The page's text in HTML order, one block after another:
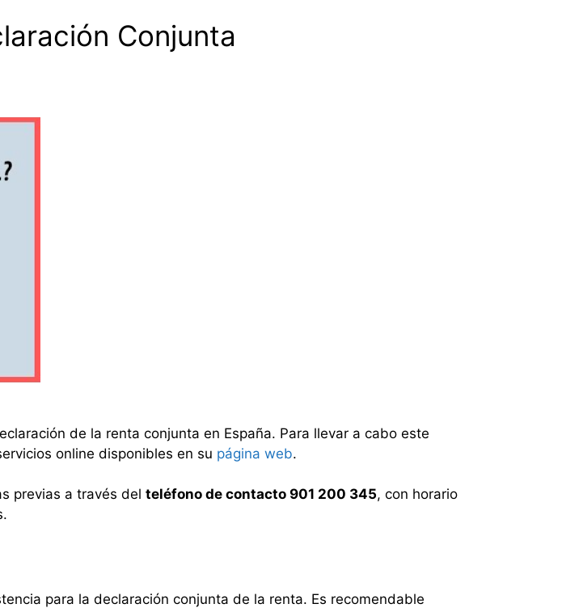
Conjunta
de la renta conjunta en España. Para llevar a cabo este
online disponibles en su página web.
previas a través del teléfono de contacto 901 200 345, con horario
para la declaración conjunta de la renta. Es recomendable